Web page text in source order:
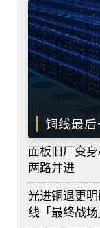
铜线最
面板旧厂变
两路并进
光进铜退更
线「最终战场